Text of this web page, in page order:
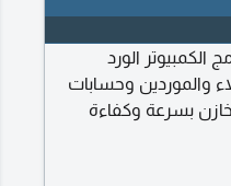
الورد
والموردين وحسابات
بسرعة وكفاءة